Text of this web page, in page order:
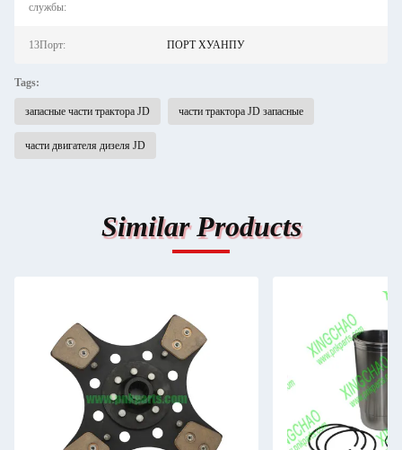
службы:
13Порт: ПОРТ ХУАНПУ
Tags:
запасные части трактора JD части трактора JD запасные
части двигателя дизеля JD
Similar Products